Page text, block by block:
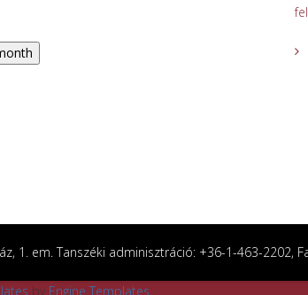
1. em. Tanszéki adminisztráció: +36-1-463-2202,
by Engine Templates